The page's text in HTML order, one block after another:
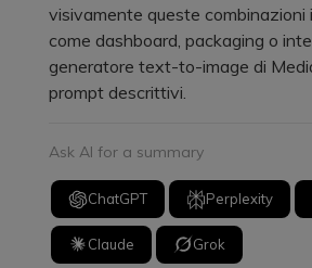
visivamente queste combinazioni
come dashboard, packaging o
generatore text-to-image di
prompt descrittivi.
Ask AI for a summary
ChatGPT Perplexity
Claude Grok